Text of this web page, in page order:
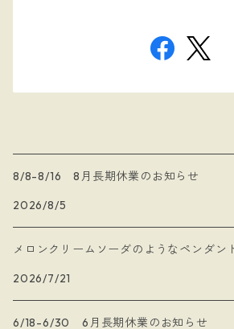
8/8-8/16 8月長期休業のお知らせ
2026/8/5
メロンクリームソーダのようなペンダン
2026/7/21
6/18-6/30 6月長期休業のお知らせ